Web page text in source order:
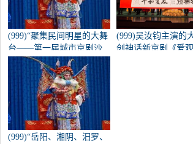
(999)“聚集民间明星的大舞
台——第一届城市京剧沙
龙”训练成果的表演
(999)吴汝钧主演的
创神话新京剧《爱观
(999)“岳阳、湘阴、汨罗、